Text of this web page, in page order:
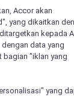
Accor akan
yang dikaitkan
kepada
data yang
bagian "iklan yang
yang